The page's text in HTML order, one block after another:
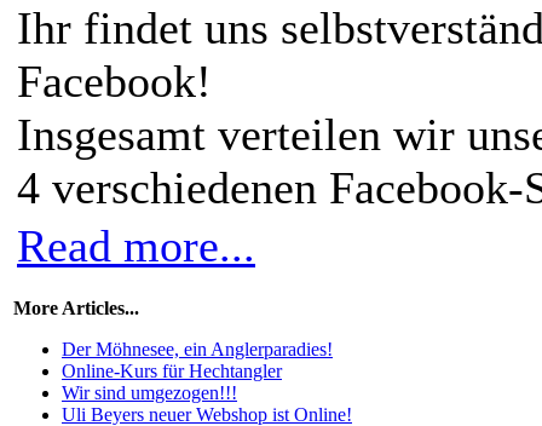
Ihr findet uns
Facebook!
Insgesamt verteilen wir
4 verschiedenen Facebook-
Read more...
More Articles...
Der Möhnesee, ein Anglerparadies!
Online-Kurs für Hechtangler
Wir sind umgezogen!!!
Uli Beyers neuer Webshop ist Online!